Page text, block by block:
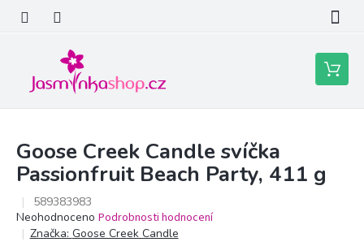
obsah
Nákupní
košík
Goose Creek Candle svíčka
Passionfruit Beach Party, 411 g
589383983
Průměrné
hodnocení
Neohodnoceno Podrobnosti hodnocení
Značka: Goose Creek Candle